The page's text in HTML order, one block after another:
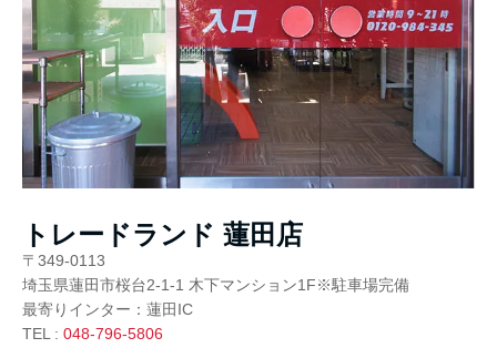
トレードランド 蓮田店
〒349-0113
埼玉県蓮田市桜台2-1-1 木下マンション1F※駐車場完備
最寄りインター：蓮田IC
TEL : 048-796-5806